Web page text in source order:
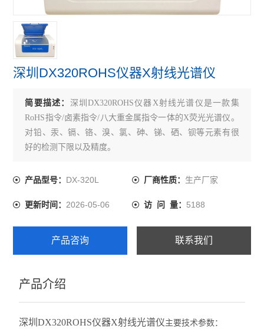
深圳DX320ROHS仪器X射线光谱仪
简要描述： 深圳DX320ROHS仪器X射线光谱仪是一款集
RoHS指令/卤素指令/八大重金属指令一体的X荧光光谱仪。
对铅、汞、镉、铬、溴、氯、砷、锑、硒、钡等元素有很
好的检测下限以及精度。
产品型号： DX-320L 厂商性质： 生产厂家
更新时间：2026-05-06 访 问 量： 5188
产品咨询 联系我们
产品介绍
深圳DX320ROHS仪器X射线光谱仪主要技术参数：